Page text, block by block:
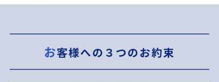
お客様への３つのお約束